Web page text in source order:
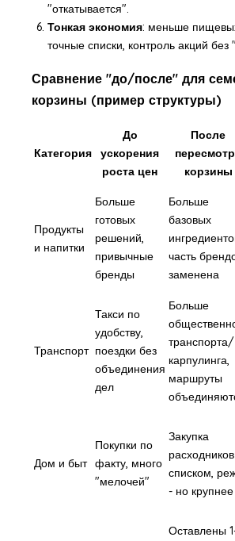
"откатывается".
Тонкая экономия: меньше
точные списки, контроль акций без
Сравнение "до/после" для
корзины (пример структуры)
Категория
До
ускорения
роста цен
После
корзины
Продукты
и напитки
Больше
готовых
решений,
привычные
бренды
Больше
базовых
часть
заменена
Транспорт
Такси по
удобству,
поездки без
объединения
дел
Больше
транспорта/
карпулинга,
маршруты
Дом и быт
Покупки по
факту, много
"мелочей"
Закупка
расходников
списком,
- но крупнее
Оставлены